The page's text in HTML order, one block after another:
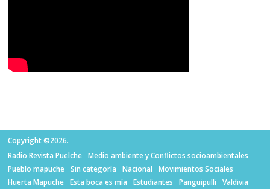
Copyright ©2026.
Radio Revista Puelche
Medio ambiente y Conflictos socioambientales
Pueblo mapuche
Sin categoría Nacional
Movimientos Sociales
Huerta Mapuche
Esta boca es mía Estudiantes Panguipulli
Valdivia